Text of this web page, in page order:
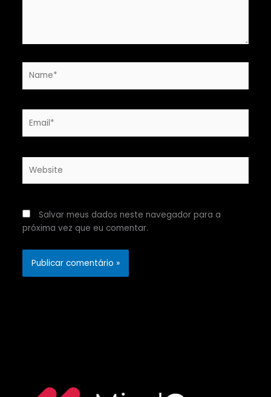
Salvar meus dados neste navegador para a
próxima vez que eu comentar.